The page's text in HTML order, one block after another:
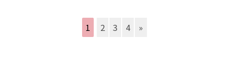
1 2 3 4 »